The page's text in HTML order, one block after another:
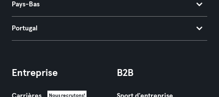
Pays-Bas
Portugal
Entreprise
Nous recrutons!
B2B